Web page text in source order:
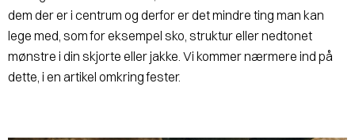
dem der er i centrum og derfor er det mindre ting man kan
lege med, som for eksempel sko, struktur eller nedtonet
mønstre i din skjorte eller jakke. Vi kommer nærmere ind på
dette, i en artikel omkring fester.